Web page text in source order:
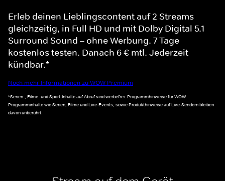
Erleb deinen Lieblingscontent auf 2 Streams
gleichzeitig, in Full HD und mit Dolby Digital 5.1
Surround Sound – ohne Werbung. 7 Tage
kostenlos testen. Danach 6 € mtl. Jederzeit
kündbar.*
Noch mehr Informationen zu WOW Premium
*Serien-, Filme- und Sport-Inhalte auf Abruf sind werbefrei. Programmhinweise für WOW
Programminhalte wie Serien, Filme und Live-Events, sowie Produkthinweise auf Live-Sendern bleiben
davon unberührt.